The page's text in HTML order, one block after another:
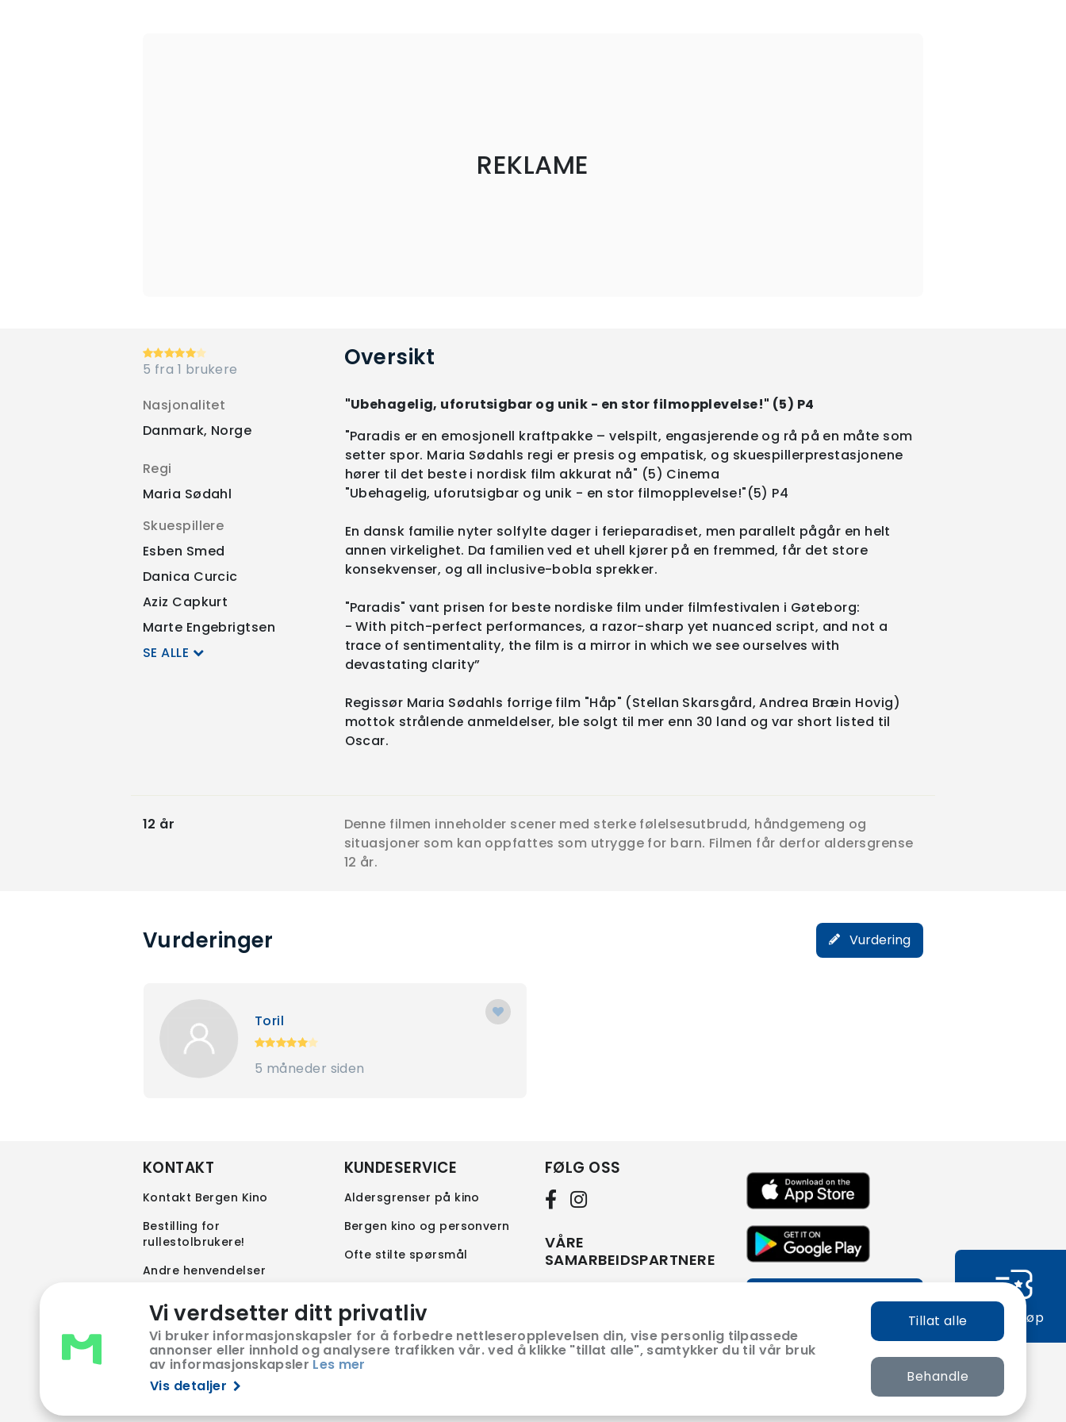
Vi verdsetter ditt privatliv
Vi bruker informasjonskapsler for å forbedre nettleseropplevelsen din, vise personlig tilpassede
annonser eller innhold og analysere trafikken vår. ved å klikke "tillat alle", samtykker du til vår bruk
av informasjonskapsler Les mer
Vis detaljer
Tillat alle
Behandle
REKLAME
5 fra 1 brukere
Nasjonalitet
Danmark, Norge
Regi
Maria Sødahl
Skuespillere
Esben Smed
Danica Curcic
Aziz Capkurt
Marte Engebrigtsen
SE ALLE
Oversikt
"Ubehagelig, uforutsigbar og unik - en stor filmopplevelse!" (5) P4
"Paradis er en emosjonell kraftpakke – velspilt, engasjerende og rå på en måte som
setter spor. Maria Sødahls regi er presis og empatisk, og skuespillerprestasjonene
hører til det beste i nordisk film akkurat nå" (5) Cinema
"Ubehagelig, uforutsigbar og unik - en stor filmopplevelse!"(5) P4
En dansk familie nyter solfylte dager i ferieparadiset, men parallelt pågår en helt
annen virkelighet. Da familien ved et uhell kjører på en fremmed, får det store
konsekvenser, og all inclusive-bobla sprekker.
"Paradis" vant prisen for beste nordiske film under filmfestivalen i Gøteborg:
- With pitch-perfect performances, a razor-sharp yet nuanced script, and not a
trace of sentimentality, the film is a mirror in which we see ourselves with
devastating clarity”
Regissør Maria Sødahls forrige film "Håp" (Stellan Skarsgård, Andrea Bræin Hovig)
mottok strålende anmeldelser, ble solgt til mer enn 30 land og var short listed til
Oscar.
12 år
Denne filmen inneholder scener med sterke følelsesutbrudd, håndgemeng og
situasjoner som kan oppfattes som utrygge for barn. Filmen får derfor aldersgrense
12 år.
Vurderinger Vurdering
Toril
5 måneder siden
KONTAKT
Kontakt Bergen Kino
Bestilling for
rullestolbrukere!
Andre henvendelser
KUNDESERVICE
Aldersgrenser på kino
Bergen kino og personvern
Ofte stilte spørsmål
FØLG OSS
VÅRE
SAMARBEIDSPARTNERE
Filmgrail!
Hurtigkjøp